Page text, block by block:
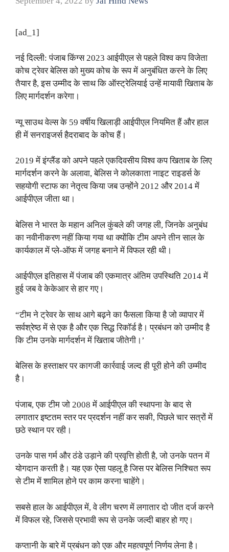
[ad_1]
नई दिल्ली: पंजाब किंग्स 2023 आईपीएल से पहले विश्व कप विजेता
कोच ट्रेवर बेलिस को मुख्य कोच के रूप में अनुबंधित करने के लिए
तैयार है, इस उम्मीद के साथ कि ऑस्ट्रेलियाई उन्हें मायावी खिताब के
लिए मार्गदर्शन करेगा।
न्यू साउथ वेल्स के 59 वर्षीय खिलाड़ी आईपीएल नियमित हैं और हाल
ही में सनराइजर्स हैदराबाद के कोच हैं।
2019 में इंग्लैंड को अपने पहले एकदिवसीय विश्व कप खिताब के लिए
मार्गदर्शन करने के अलावा, बेलिस ने कोलकाता नाइट राइडर्स के
सहयोगी स्टाफ का नेतृत्व किया जब उन्होंने 2012 और 2014 में
आईपीएल जीता था।
बेलिस ने भारत के महान अनिल कुंबले की जगह ली, जिनके अनुबंध
का नवीनीकरण नहीं किया गया था क्योंकि टीम अपने तीन साल के
कार्यकाल में प्ले-ऑफ में जगह बनाने में विफल रही थी।
आईपीएल इतिहास में पंजाब की एकमात्र अंतिम उपस्थिति 2014 में
हुई जब वे केकेआर से हार गए।
“टीम ने ट्रेवर के साथ आगे बढ़ने का फैसला किया है जो व्यापार में
सर्वश्रेष्ठ में से एक है और एक सिद्ध रिकॉर्ड है। प्रबंधन को उम्मीद है
कि टीम उनके मार्गदर्शन में खिताब जीतेगी।’
बेलिस के हस्ताक्षर पर कागजी कार्रवाई जल्द ही पूरी होने की उम्मीद
है।
पंजाब, एक टीम जो 2008 में आईपीएल की स्थापना के बाद से
लगातार इष्टतम स्तर पर प्रदर्शन नहीं कर सकी, पिछले चार सत्रों में
छठे स्थान पर रही।
उनके पास गर्म और ठंडे उड़ाने की प्रवृत्ति होती है, जो उनके पतन में
योगदान करती है। यह एक ऐसा पहलू है जिस पर बेलिस निश्चित रूप
से टीम में शामिल होने पर काम करना चाहेंगे।
सबसे हाल के आईपीएल में, वे लीग चरण में लगातार दो जीत दर्ज करने
में विफल रहे, जिससे प्रभावी रूप से उनके जल्दी बाहर हो गए।
कप्तानी के बारे में प्रबंधन को एक और महत्वपूर्ण निर्णय लेना है।